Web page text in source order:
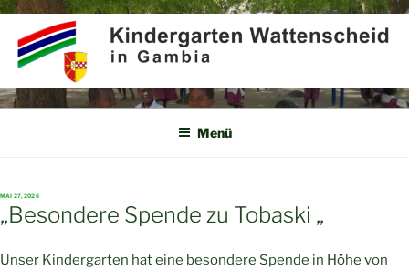
Zum
Inhalt
springen
KINDERGARTEN
WATTENSCHEID IN GAMBIA
Partner für Afrika e.V.
Menü
VERÖFFENTLICHT
MAI 27, 2026
„Besondere Spende zu Tobaski „
Unser Kindergarten hat eine besondere Spende in Höhe von